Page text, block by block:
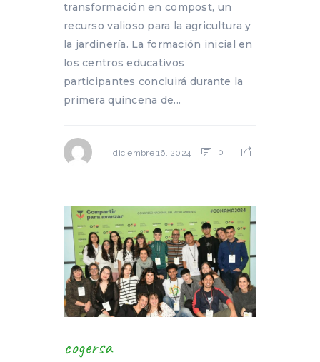
transformación en compost, un
recurso valioso para la agricultura y
la jardinería. La formación inicial en
los centros educativos
participantes concluirá durante la
primera quincena de...
diciembre 16, 2024 0
cogersa